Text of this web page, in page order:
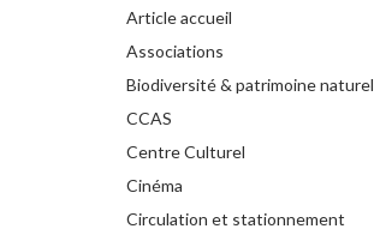
Article accueil
Associations
Biodiversité & patrimoine naturel
CCAS
Centre Culturel
Cinéma
Circulation et stationnement